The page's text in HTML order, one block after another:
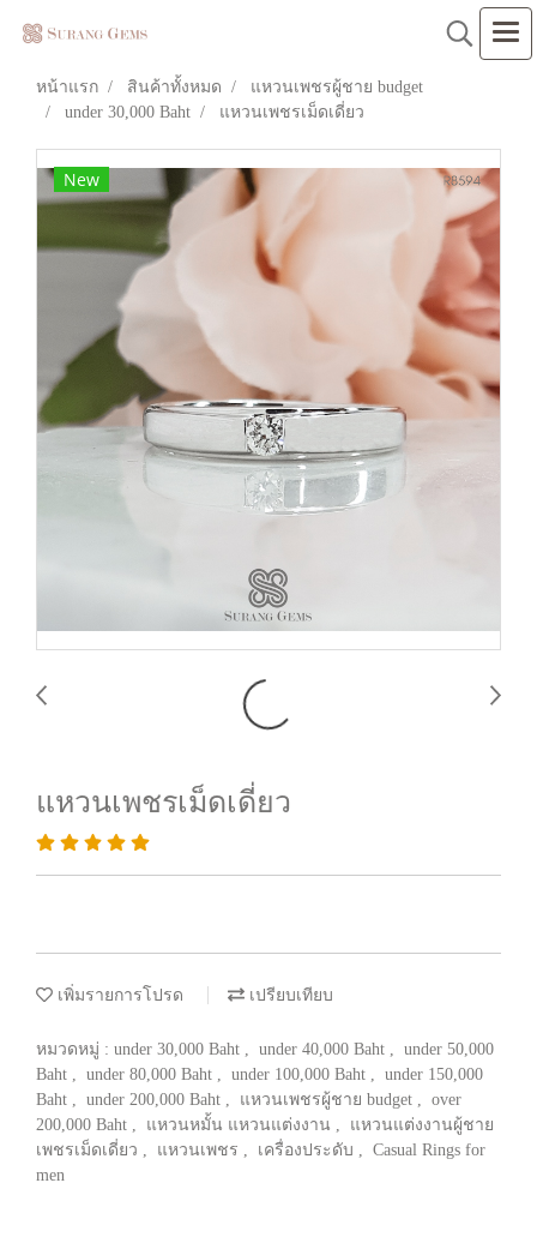
หน้าแรก สินค้าทั้งหมด
แหวนเพชรผู้ชาย budget
under 30,000 Baht
แหวนเพชรเม็ดเดี่ยว
New
แหวนเพชรเม็ดเดี่ยว
เพิ่มรายการโปรด เปรียบเทียบ
หมวดหมู่ : under 30,000 Baht , under 40,000 Baht , under 50,000
Baht , under 80,000 Baht , under 100,000 Baht , under 150,000
Baht , under 200,000 Baht , แหวนเพชรผู้ชาย budget , over
200,000 Baht , แหวนหมั้น แหวนแต่งงาน ,
แหวนแต่งงานผู้ชาย
เพชรเม็ดเดี่ยว , แหวนเพชร , เครื่องประดับ , Casual Rings for
men